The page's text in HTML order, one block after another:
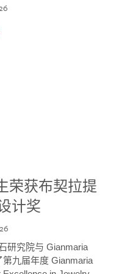
荣获布契拉提
计奖
研究院与 Gianmaria
第九届年度 Gianmaria